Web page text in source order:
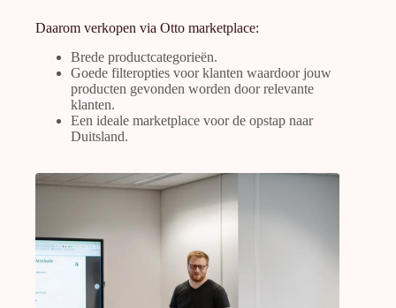
Daarom verkopen via Otto marketplace:
Brede productcategorieën.
Goede filteropties voor klanten waardoor jouw
producten gevonden worden door relevante
klanten.
Een ideale marketplace voor de opstap naar
Duitsland.